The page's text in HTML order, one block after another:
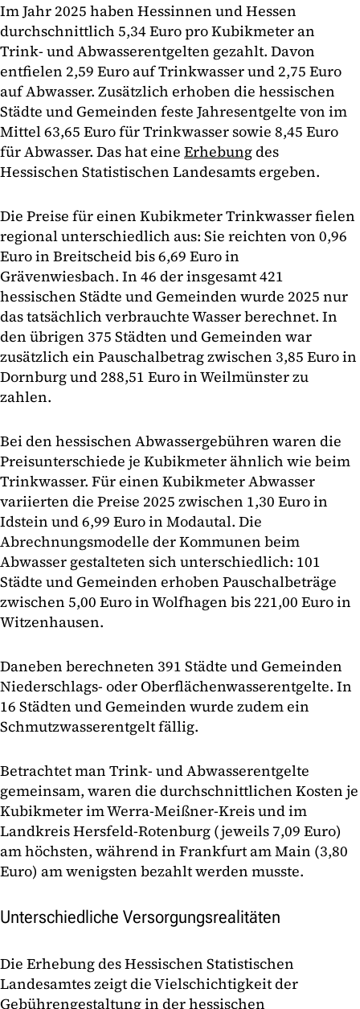
Im Jahr 2025 haben Hessinnen und Hessen
durchschnittlich 5,34 Euro pro Kubikmeter an
Trink- und Abwasserentgelten gezahlt. Davon
entfielen 2,59 Euro auf Trinkwasser und 2,75 Euro
auf Abwasser. Zusätzlich erhoben die hessischen
Städte und Gemeinden feste Jahresentgelte von im
Mittel 63,65 Euro für Trinkwasser sowie 8,45 Euro
für Abwasser. Das hat eine Erhebungdes
Hessischen Statistischen Landesamts ergeben.
Die Preise für einen Kubikmeter Trinkwasser fielen
regional unterschiedlich aus: Sie reichten von 0,96
Euro in Breitscheid bis 6,69 Euro in
Grävenwiesbach. In 46 der insgesamt 421
hessischen Städte und Gemeinden wurde 2025 nur
das tatsächlich verbrauchte Wasser berechnet. In
den übrigen 375 Städten und Gemeinden war
zusätzlich ein Pauschalbetrag zwischen 3,85 Euro in
Dornburg und 288,51 Euro in Weilmünster zu
zahlen.
Bei den hessischen Abwassergebühren waren die
Preisunterschiede je Kubikmeter ähnlich wie beim
Trinkwasser. Für einen Kubikmeter Abwasser
variierten die Preise 2025 zwischen 1,30 Euro in
Idstein und 6,99 Euro in Modautal. Die
Abrechnungsmodelle der Kommunen beim
Abwasser gestalteten sich unterschiedlich: 101
Städte und Gemeinden erhoben Pauschalbeträge
zwischen 5,00 Euro in Wolfhagen bis 221,00 Euro in
Witzenhausen.
Daneben berechneten 391 Städte und Gemeinden
Niederschlags- oder Oberflächenwasserentgelte. In
16 Städten und Gemeinden wurde zudem ein
Schmutzwasserentgelt fällig.
Betrachtet man Trink- und Abwasserentgelte
gemeinsam, waren die durchschnittlichen Kosten je
Kubikmeter im Werra-Meißner-Kreis und im
Landkreis Hersfeld-Rotenburg (jeweils 7,09 Euro)
am höchsten, während in Frankfurt am Main (3,80
Euro) am wenigsten bezahlt werden musste.
Unterschiedliche Versorgungsrealitäten
Die Erhebung des Hessischen Statistischen
Landesamtes zeigt die Vielschichtigkeit der
Gebührengestaltung in der hessischen